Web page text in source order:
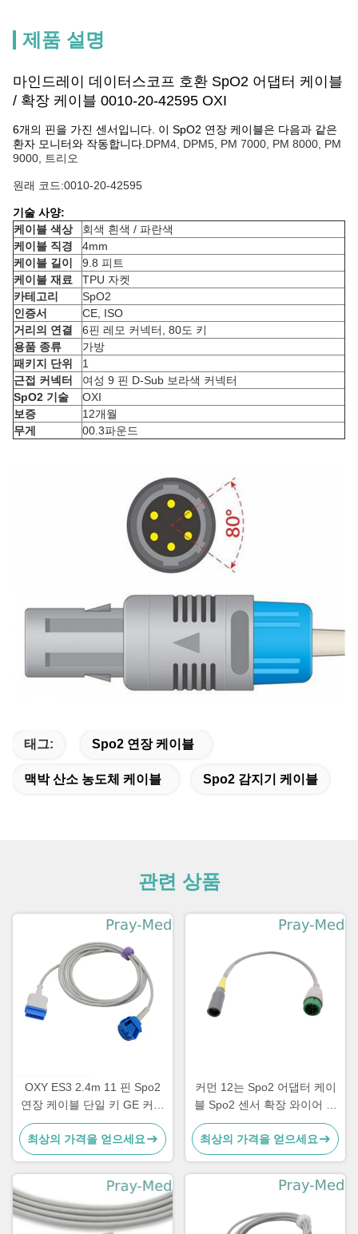
제품 설명
마인드레이 데이터스코프 호환 SpO2 어댑터 케이블
/ 확장 케이블 0010-20-42595 OXI
6개의 핀을 가진 센서입니다. 이 SpO2 연장 케이블은 다음과 같은
환자 모니터와 작동합니다. DPM4, DPM5, PM 7000, PM 8000, PM
9000, 트리오
원래 코드:0010-20-42595
기술 사양:
케이블 색상
회색 흰색 / 파란색
케이블 직경
4mm
케이블 길이
9.8 피트
케이블 재료
TPU 자켓
카테고리
SpO2
인증서
CE, ISO
거리의 연결
6핀 레모 커넥터, 80도 키
용품 종류
가방
패키지 단위
1
근접 커넥터
여성 9 핀 D-Sub 보라색 커넥터
SpO2 기술
OXI
보증
12개월
무게
00.3파운드
태그: Spo2 연장 케이블
맥박 산소 농도체 케이블 Spo2 감지기 케이블
관련 상품
OXY ES3 2.4m 11 핀 Spo2
연장 케이블 단일 키 GE 커넥
터
최상의 가격을 얻으세요
커먼 12는 Spo2 어댑터 케이
블 Spo2 센서 확장 와이어 회
색을 고정합니다
최상의 가격을 얻으세요